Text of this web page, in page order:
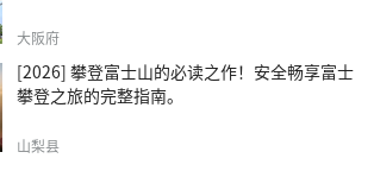
大阪府
[2026] 攀登富士山的必读之作！安全畅享富士
攀登之旅的完整指南。
山梨县